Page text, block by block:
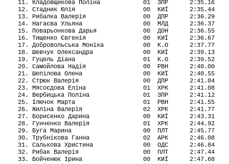
   11. Кладовщикова Поліна            01  ЗПР      2:35.16
   12. Стадник Юлія                   00  КИЇ      2:35.44
   13. Рибалка Валерія                00  ДПР      2:36.29
   14. Нагаєва Ульяна                 00  МЛД      2:36.37
   15. Поварьонкова Дарья             00  ДОН      2:36.55
   16. Тищенко Євгенія                00  КИЇ      2:36.67
   17. Добровольська Моніка           00  К.О      2:37.77
   18. Шевчук Олександра              00  КИЇ      2:39.13
   19. Гуцель Діана                   01  К.О      2:39.52
   20. Самойлова Надія                00  РВН      2:40.00
   21. Шепілова Олена                 00  КИЇ      2:40.55
   22. Стрюк Валерія                  00  ДПР      2:41.04
   23. Мясоєдова Еліна                01  ХРК      2:41.08
   24. Вербицька Поліна               01  ЗПР      2:41.12
   25. Iлючок Марта                   01  РВН      2:41.55
   26. Жиліна Валерія                 02  ХРК      2:41.77
   27. Борисенко Дарина               00  КИЇ      2:43.31
   28. Гунченко Валерія               01  ХРК      2:44.92
   29. Буга Марина                    00  ПЛТ      2:45.77
   30. Трубнікова Ганна               02  АРК      2:46.08
   31. Салькова Христина              00  ОДС      2:46.84
   32. Рибак Валерія                  00  ПЛТ      2:47.44
   33. Бойченюк Ірина                 00  КИЇ      2:47.68